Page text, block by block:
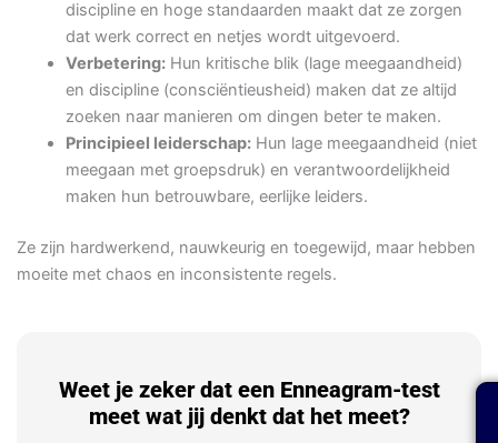
discipline en hoge standaarden maakt dat ze zorgen
dat werk correct en netjes wordt uitgevoerd.
Verbetering:Hun kritische blik (lage meegaandheid)
en discipline (consciëntieusheid) maken dat ze altijd
zoeken naar manieren om dingen beter te maken.
Principieel leiderschap:Hun lage meegaandheid (niet
meegaan met groepsdruk) en verantwoordelijkheid
maken hun betrouwbare, eerlijke leiders.
Ze zijn hardwerkend, nauwkeurig en toegewijd, maar hebben
moeite met chaos en inconsistente regels.
Weet je zeker dat een Enneagram-test
meet wat jij denkt dat het meet?